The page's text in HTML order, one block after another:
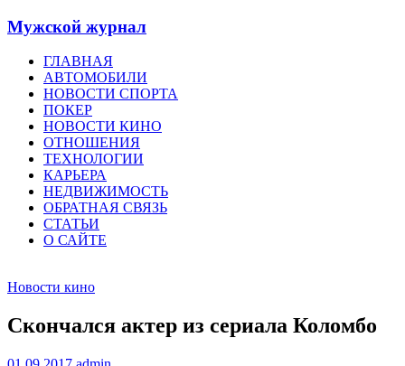
Мужской журнал
ГЛАВНАЯ
АВТОМОБИЛИ
НОВОСТИ СПОРТА
ПОКЕР
НОВОСТИ КИНО
ОТНОШЕНИЯ
ТЕХНОЛОГИИ
КАРЬЕРА
НЕДВИЖИМОСТЬ
ОБРАТНАЯ СВЯЗЬ
СТАТЬИ
О САЙТЕ
Новости кино
Скончался актер из сериала Коломбо